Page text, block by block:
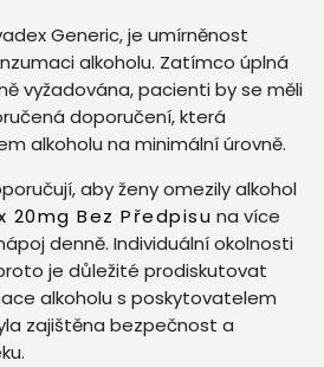
Generic, je umírněnost
alkoholu. Zatímco úplná
vyžadována, pacienti by se měli
doporučení, která
alkoholu na minimální úrovně.
aby ženy omezily alkohol
20mg Bez Předpisu na více
denně. Individuální okolnosti
je důležité prodiskutovat
alkoholu s poskytovatelem
zajištěna bezpečnost a